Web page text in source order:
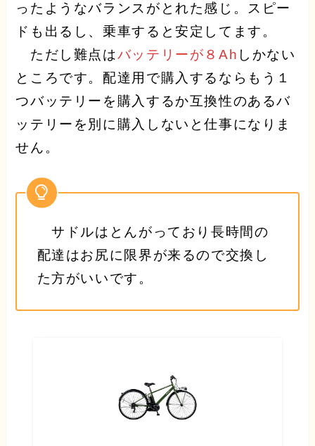
ったようなバランスがとれた感じ。スピー
ドも出るし、乗車すると安定してます。
ただし難点はバッテリーが８Ah しかない
ところです。配達用で購入するならもう１
つバッテリーを購入するか互換性のあるバ
ッテリーを別に購入しないと仕事になりま
せん。
サドルはとんがっており長時間の
配達はお尻に限界が来るので交換し
た方がいいです。